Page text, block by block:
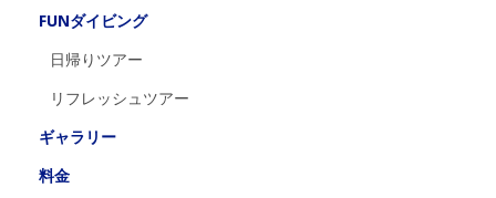
FUNダイビング
日帰りツアー
リフレッシュツアー
ギャラリー
料金